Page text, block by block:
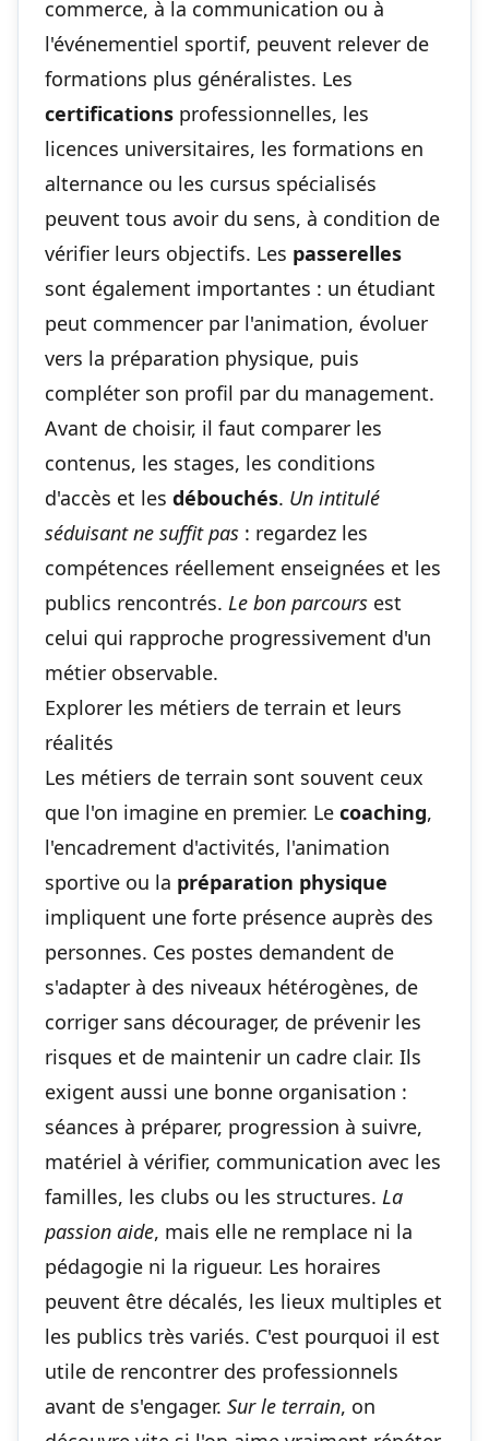
commerce, à la communication ou à
l'événementiel sportif, peuvent relever de
formations plus généralistes. Les
certifications professionnelles, les
licences universitaires, les formations en
alternance ou les cursus spécialisés
peuvent tous avoir du sens, à condition de
vérifier leurs objectifs. Les passerelles
sont également importantes : un étudiant
peut commencer par l'animation, évoluer
vers la préparation physique, puis
compléter son profil par du management.
Avant de choisir, il faut comparer les
contenus, les stages, les conditions
d'accès et les débouchés. Un intitulé
séduisant ne suffit pas : regardez les
compétences réellement enseignées et les
publics rencontrés. Le bon parcours est
celui qui rapproche progressivement d'un
métier observable.
Explorer les métiers de terrain et leurs
réalités
Les métiers de terrain sont souvent ceux
que l'on imagine en premier. Le coaching,
l'encadrement d'activités, l'animation
sportive ou la préparation physique
impliquent une forte présence auprès des
personnes. Ces postes demandent de
s'adapter à des niveaux hétérogènes, de
corriger sans décourager, de prévenir les
risques et de maintenir un cadre clair. Ils
exigent aussi une bonne organisation :
séances à préparer, progression à suivre,
matériel à vérifier, communication avec les
familles, les clubs ou les structures. La
passion aide, mais elle ne remplace ni la
pédagogie ni la rigueur. Les horaires
peuvent être décalés, les lieux multiples et
les publics très variés. C'est pourquoi il est
utile de rencontrer des professionnels
avant de s'engager. Sur le terrain, on